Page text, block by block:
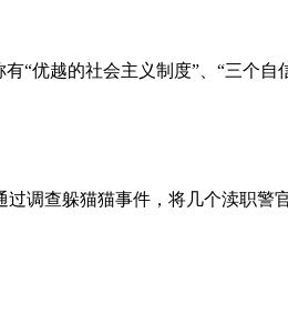
“优越的社会主义制度”、“三个自
调查躲猫猫事件，将几个渎职警